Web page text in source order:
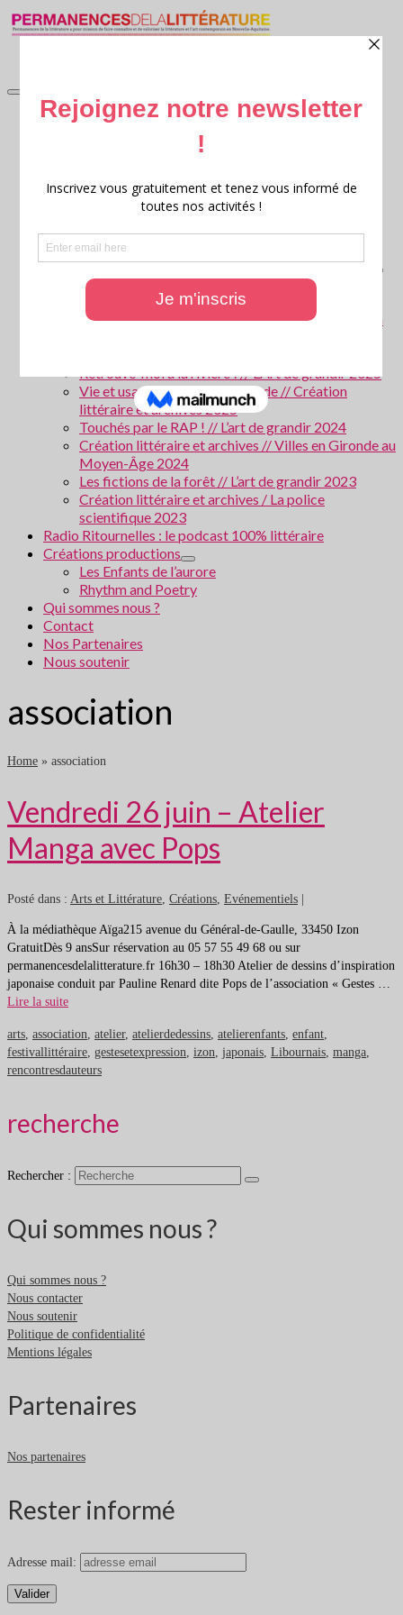
Littérature en jardin
Littérature en jardin 2026
Littérature en jardin 2025
Littérature en jardin 2024
Littérature en jardin 2022
Littérature en jardin 2021
Archives : Littérature en Jardin
Ritournelles, 20 ans de création littéraire transversale
Archives : Festival Ritournelles
Parcours scolaires
Les forêts de Gironde – Patrice Cablat // Création
Retrouve-moi à la rivière ! // L’Art de grandir 2025
Vie et usages de l’eau en Gironde // Création
littéraire et archives 2025
Touchés par le RAP ! // L’art de grandir 2024
Création littéraire et archives // Villes en Gironde au
Moyen-Âge 2024
Les fictions de la forêt // L’art de grandir 2023
Création littéraire et archives / La police
scientifique 2023
Radio Ritournelles : le podcast 100% littéraire
Créations productions
Les Enfants de l’aurore
Rhythm and Poetry
Qui sommes nous ?
Contact
Nos Partenaires
Nous soutenir
association
Home » association
Vendredi 26 juin – Atelier
Manga avec Pops
Posté dans : Arts et Littérature, Créations, Evénementiels
À la médiathèque Aïga215 avenue du Général-de-Gaulle, 33450 Izon
GratuitDès 9 ansSur réservation au 05 57 55 49 68 ou sur
permanencesdelalitterature.fr 16h30 – 18h30 Atelier de dessins d’inspiration
japonaise conduit par Pauline Renard dite Pops de l’association « Gestes …
Lire la suite
arts, association, atelier, atelierdedessins, atelierenfants, enfant,
festivallittéraire, gestesetexpression, izon, japonais, Libournais, manga,
rencontresdauteurs
recherche
Rechercher :
Qui sommes nous ?
Qui sommes nous ?
Nous contacter
Nous soutenir
Politique de confidentialité
Mentions légales
Partenaires
Nos partenaires
Rester informé
Adresse mail: